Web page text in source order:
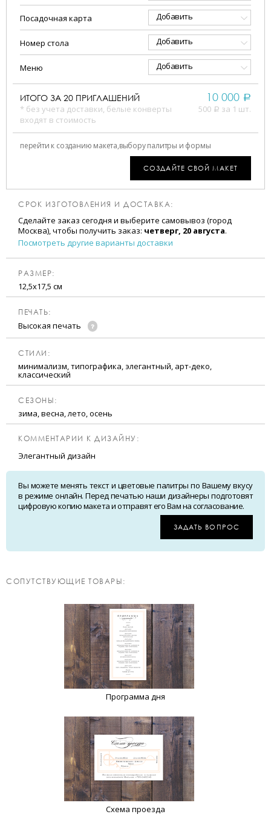
Посадочная карта Добавить
Номер стола Добавить
Меню Добавить
ИТОГО ЗА 20 ПРИГЛАШЕНИЙ
* без учета доставки, белые конверты
входят в стоимость
10 000 a
500 a за 1 шт.
перейти к созданию макета,выбору палитры и формы
СОЗДАЙТЕ СВОЙ МАКЕТ
СРОК ИЗГОТОВЛЕНИЯ И ДОСТАВКА:
Сделайте заказ сегодня и выберите самовывоз (город
Москва), чтобы получить заказ: четверг, 20 августа.
Посмотреть другие варианты доставки
РАЗМЕР:
12,5х17,5 см
ПЕЧАТЬ:
Высокая печать
CТИЛИ:
минимализм, типографика, элегантный, арт-деко,
классический
CЕЗОНЫ:
зима, весна, лето, осень
КОММЕНТАРИИ К ДИЗАЙНУ:
Элегантный дизайн
Вы можете менять текст и цветовые палитры по Вашему вкусу
в режиме онлайн. Перед печатью наши дизайнеры подготовят
цифровую копию макета и отправят его Вам на согласование.
ЗАДАТЬ ВОПРОС
CОПУТСТВУЮЩИЕ ТОВАРЫ:
Программа дня
Схема проезда